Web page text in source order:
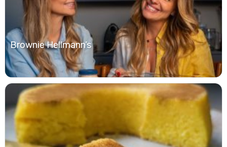
Brownie Hellmann’s